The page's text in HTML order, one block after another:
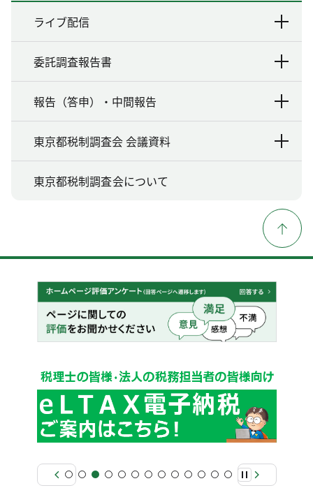
ライブ配信
委託調査報告書
報告（答申）・中間報告
東京都税制調査会 会議資料
東京都税制調査会について